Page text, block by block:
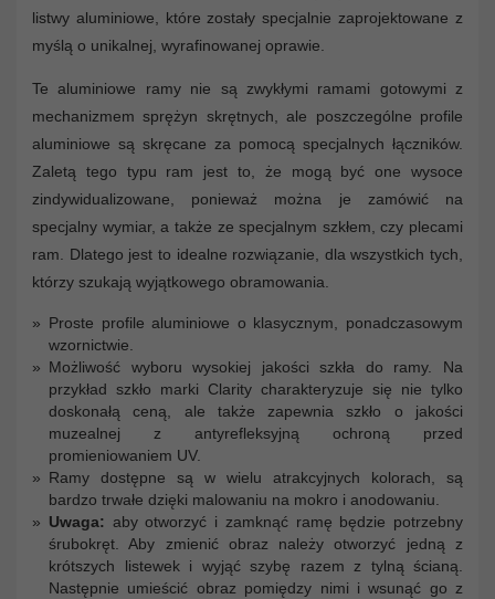
listwy aluminiowe, które zostały specjalnie zaprojektowane z
myślą o unikalnej, wyrafinowanej oprawie.
Te aluminiowe ramy nie są zwykłymi ramami gotowymi z
mechanizmem sprężyn skrętnych, ale poszczególne profile
aluminiowe są skręcane za pomocą specjalnych łączników.
Zaletą tego typu ram jest to, że mogą być one wysoce
zindywidualizowane, ponieważ można je zamówić na
specjalny wymiar, a także ze specjalnym szkłem, czy plecami
ram. Dlatego jest to idealne rozwiązanie, dla wszystkich tych,
którzy szukają wyjątkowego obramowania.
Proste profile aluminiowe o klasycznym, ponadczasowym
wzornictwie.
Możliwość wyboru wysokiej jakości szkła do ramy. Na
przykład szkło marki Clarity charakteryzuje się nie tylko
doskonałą ceną, ale także zapewnia szkło o jakości
muzealnej z antyrefleksyjną ochroną przed
promieniowaniem UV.
Ramy dostępne są w wielu atrakcyjnych kolorach, są
bardzo trwałe dzięki malowaniu na mokro i anodowaniu.
Uwaga: aby otworzyć i zamknąć ramę będzie potrzebny
śrubokręt. Aby zmienić obraz należy otworzyć jedną z
krótszych listewek i wyjąć szybę razem z tylną ścianą.
Następnie umieścić obraz pomiędzy nimi i wsunąć go z